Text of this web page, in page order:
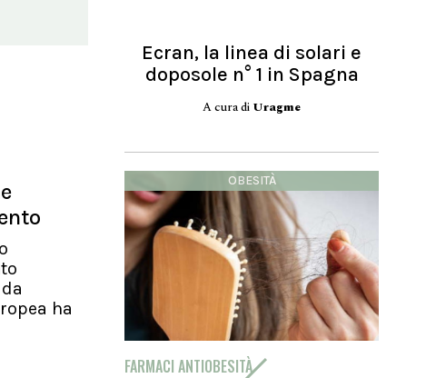
ha
Ecran, la linea di solari e
doposole n° 1 in Spagna
A cura di Uragme
OBESITÀ
FARMACI ANTIOBESITÀ